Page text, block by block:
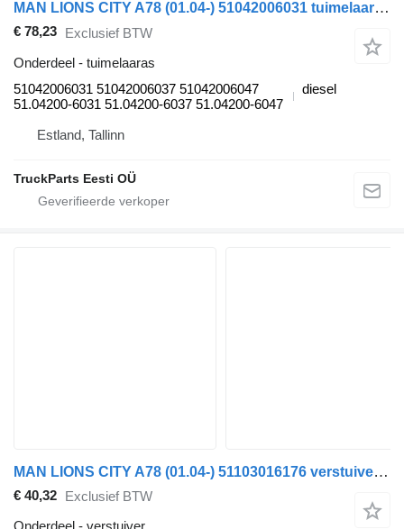
MAN LIONS CITY A78 (01.04-) 51042006031 tuimelaaras voor MAN Lion's bus (1991-)
€ 78,23 Exclusief BTW
Onderdeel - tuimelaaras
51042006031 51042006037 51042006047
51.04200-6031 51.04200-6037 51.04200-6047
diesel
Estland, Tallinn
TruckParts Eesti OÜ
MAN LIONS CITY A78 (01.04-) 51103016176 verstuiver voor MAN Lion's bus (1991-)
€ 40,32 Exclusief BTW
Onderdeel - verstuiver